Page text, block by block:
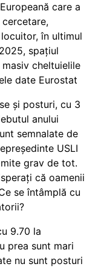
care a
în ultimul
spațiul
cheltuielile
date Eurostat
și posturi, cu 3
anului
semnalate de
USLI
grav de tot.
că oamenii
se întâmplă cu
9.70 la
prea sunt mari
nu sunt posturi